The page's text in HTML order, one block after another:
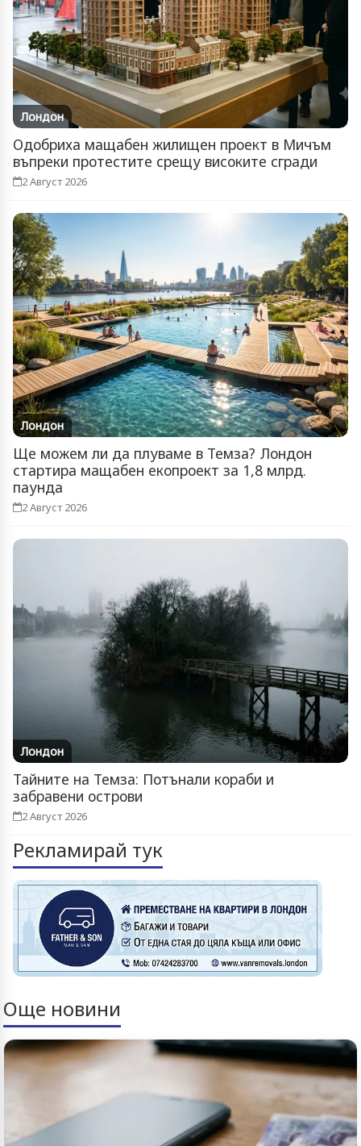
Лондон
Одобриха мащабен жилищен проект в Мичъм
въпреки протестите срещу високите сгради
2 Август 2026
Лондон
Ще можем ли да плуваме в Темза? Лондон
стартира мащабен екопроект за 1,8 млрд.
паунда
2 Август 2026
Лондон
Тайните на Темза: Потънали кораби и
забравени острови
2 Август 2026
Рекламирай тук
Още новини